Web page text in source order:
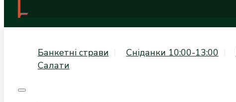
Банкетні страви Сніданки 10:00-13:00
Салати